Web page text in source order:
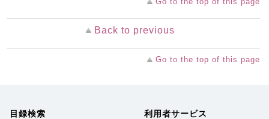
Back to previous
Go to the top of this page
目録検索 利用者サービス